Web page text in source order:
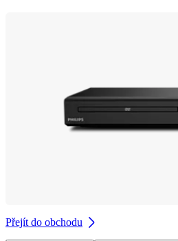
Přejít do obchodu